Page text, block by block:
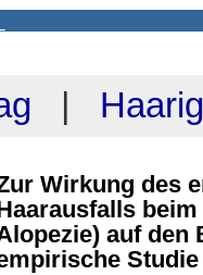
Wirkung des
auf den
Studie